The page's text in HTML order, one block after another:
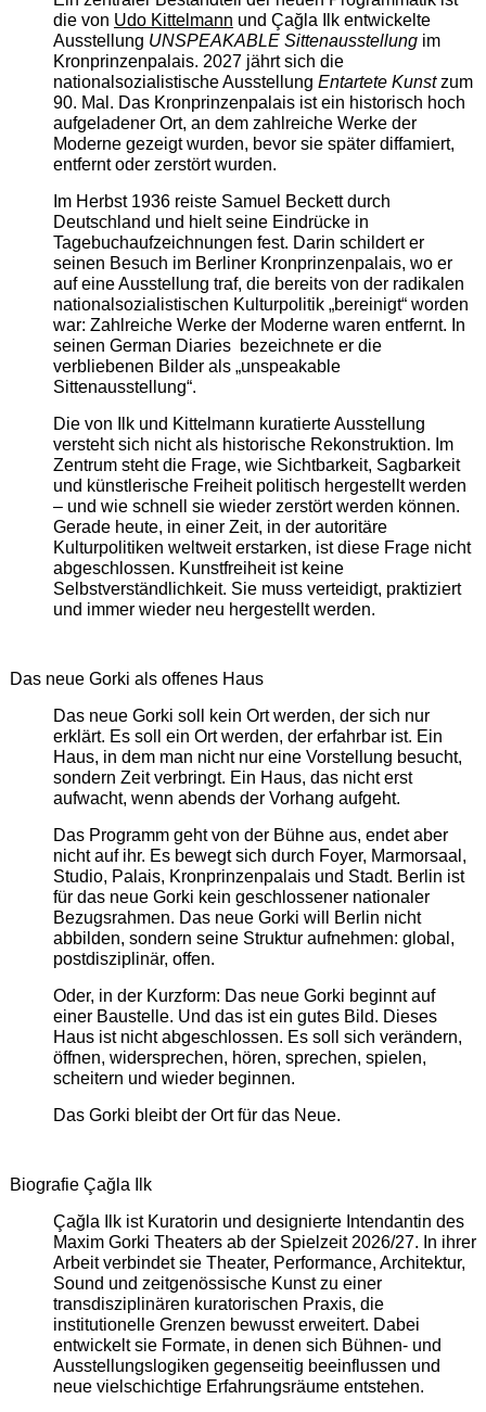
die von Udo Kittelmann und Çağla Ilk entwickelte
Ausstellung UNSPEAKABLE Sittenausstellungim
Kronprinzenpalais. 2027 jährt sich die
nationalsozialistische Ausstellung Entartete Kunstzum
90. Mal. Das Kronprinzenpalais ist ein historisch hoch
aufgeladener Ort, an dem zahlreiche Werke der
Moderne gezeigt wurden, bevor sie später diffamiert,
entfernt oder zerstört wurden.
Im Herbst 1936 reiste Samuel Beckett durch
Deutschland und hielt seine Eindrücke in
Tagebuchaufzeichnungen fest. Darin schildert er
seinen Besuch im Berliner Kronprinzenpalais, wo er
auf eine Ausstellung traf, die bereits von der radikalen
nationalsozialistischen Kulturpolitik „bereinigt“ worden
war: Zahlreiche Werke der Moderne waren entfernt. In
seinen German Diaries bezeichnete er die
verbliebenen Bilder als „unspeakable
Sittenausstellung“.
Die von Ilk und Kittelmann kuratierte Ausstellung
versteht sich nicht als historische Rekonstruktion. Im
Zentrum steht die Frage, wie Sichtbarkeit, Sagbarkeit
und künstlerische Freiheit politisch hergestellt werden
– und wie schnell sie wieder zerstört werden können.
Gerade heute, in einer Zeit, in der autoritäre
Kulturpolitiken weltweit erstarken, ist diese Frage nicht
abgeschlossen. Kunstfreiheit ist keine
Selbstverständlichkeit. Sie muss verteidigt, praktiziert
und immer wieder neu hergestellt werden.
Das neue Gorki als offenes Haus
Das neue Gorki soll kein Ort werden, der sich nur
erklärt. Es soll ein Ort werden, der erfahrbar ist. Ein
Haus, in dem man nicht nur eine Vorstellung besucht,
sondern Zeit verbringt. Ein Haus, das nicht erst
aufwacht, wenn abends der Vorhang aufgeht.
Das Programm geht von der Bühne aus, endet aber
nicht auf ihr. Es bewegt sich durch Foyer, Marmorsaal,
Studio, Palais, Kronprinzenpalais und Stadt. Berlin ist
für das neue Gorki kein geschlossener nationaler
Bezugsrahmen. Das neue Gorki will Berlin nicht
abbilden, sondern seine Struktur aufnehmen: global,
postdisziplinär, offen.
Oder, in der Kurzform: Das neue Gorki beginnt auf
einer Baustelle. Und das ist ein gutes Bild. Dieses
Haus ist nicht abgeschlossen. Es soll sich verändern,
öffnen, widersprechen, hören, sprechen, spielen,
scheitern und wieder beginnen.
Das Gorki bleibt der Ort für das Neue.
Biografie Çağla Ilk
Çağla Ilk ist Kuratorin und designierte Intendantin des
Maxim Gorki Theaters ab der Spielzeit 2026/27. In ihrer
Arbeit verbindet sie Theater, Performance, Architektur,
Sound und zeitgenössische Kunst zu einer
transdisziplinären kuratorischen Praxis, die
institutionelle Grenzen bewusst erweitert. Dabei
entwickelt sie Formate, in denen sich Bühnen- und
Ausstellungslogiken gegenseitig beeinflussen und
neue vielschichtige Erfahrungsräume entstehen.